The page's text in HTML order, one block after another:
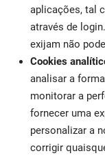
aplicações, tal
através de
exijam não
Cookies
analisar a
monitorar a
fornecer uma
personalizar a
corrigir